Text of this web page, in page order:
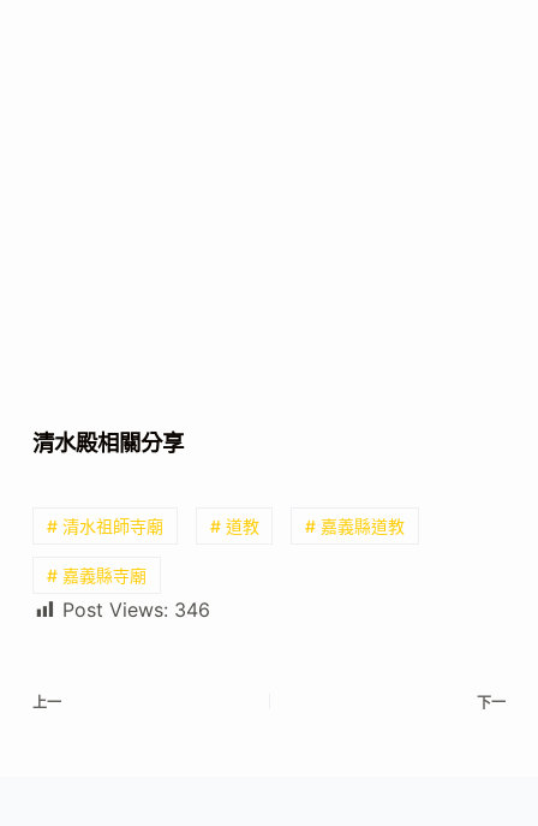
清水殿相關分享
# 清水祖師寺廟 # 道教 # 嘉義縣道教
# 嘉義縣寺廟
Post Views: 346
上一 下一